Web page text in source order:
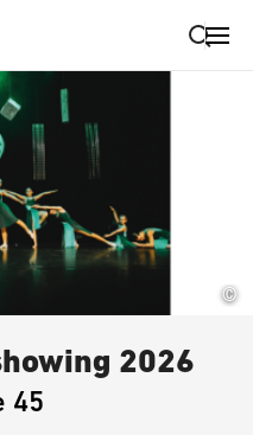
Suche schließen
erhalten
©
2026
45